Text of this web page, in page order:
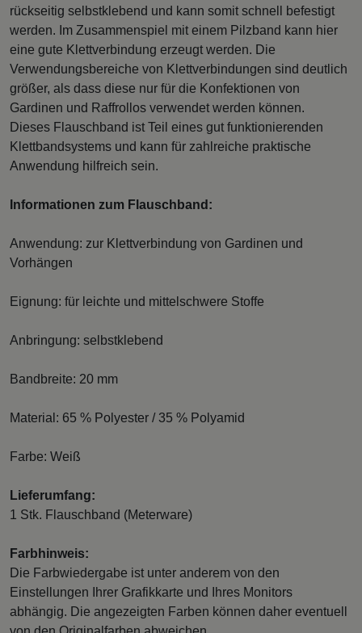
rückseitig selbstklebend und kann somit schnell befestigt
werden. Im Zusammenspiel mit einem Pilzband kann hier
eine gute Klettverbindung erzeugt werden. Die
Verwendungsbereiche von Klettverbindungen sind deutlich
größer, als dass diese nur für die Konfektionen von
Gardinen und Raffrollos verwendet werden können.
Dieses Flauschband ist Teil eines gut funktionierenden
Klettbandsystems und kann für zahlreiche praktische
Anwendung hilfreich sein.
Informationen zum Flauschband:
Anwendung: zur Klettverbindung von Gardinen und
Vorhängen
Eignung: für leichte und mittelschwere Stoffe
Anbringung: selbstklebend
Bandbreite: 20 mm
Material: 65 % Polyester / 35 % Polyamid
Farbe: Weiß
Lieferumfang:
1 Stk. Flauschband (Meterware)
Farbhinweis:
Die Farbwiedergabe ist unter anderem von den
Einstellungen Ihrer Grafikkarte und Ihres Monitors
abhängig. Die angezeigten Farben können daher eventuell